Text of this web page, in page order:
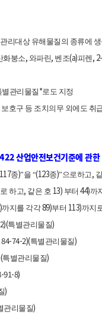
관리대상 유해물질의 종류에
화붕소, 와파린, 벤조(a)피렌 , 2-
관리물질*로도 지정
보호구 등 조치의무 외에도 취
산업안전보건기준에 관한
종)”을 “(123종)”으로하고,
하고, 같은 호 13) 부터 44)까
까지를 각각89)부터 113)까지
특별관리물질)
74-2)(특별관리물질)
특별관리물질)
91-8)
)
관리물질)